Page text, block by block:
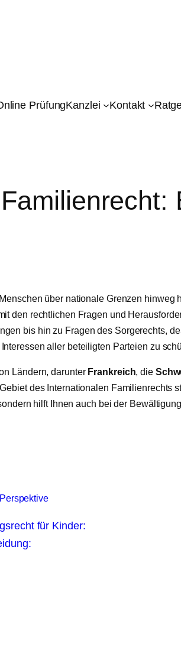
PrüfungKanzlei Kontakt
über nationale Grenzen
den rechtlichen Fragen und
bis hin zu Fragen des Sorgerechts,
aller beteiligten Parteien zu
Ländern, darunter Frankreich, die
des Internationalen
hilft Ihnen auch bei der
für Kinder: